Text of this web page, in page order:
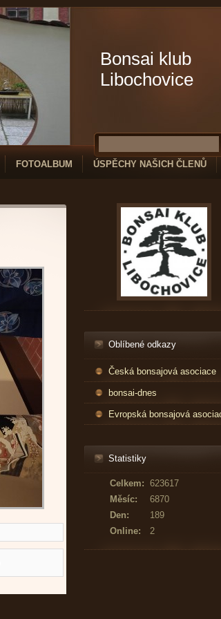
Bonsai klub
Libochovice
FOTOALBUM ÚSPĚCHY NAŠICH ČLENŮ
Oblíbené odkazy
Česká bonsajová asociace
bonsai-dnes
Evropská bonsajová
Statistiky
Online: 2
Celkem: 623617
Měsíc:
6870
Den:
189